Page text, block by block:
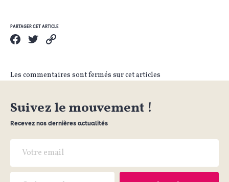
PARTAGER CET ARTICLE
Les commentaires sont fermés sur cet articles
Suivez le mouvement !
Recevez nos dernières actualités